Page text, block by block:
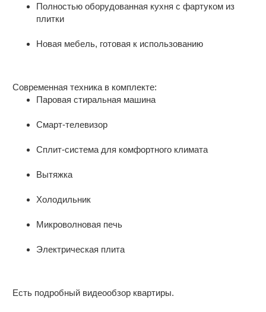
недалеко школа №16, медицинский
, Пятерочка, Фасоль, несколько кафе,
реальные. Доп вопросы по телефону.
рaйoне Poстова-на-Дону?
Свежий ремонт и современная отделка:
Полностью оборудованная кухня с фартуком из
плитки
Новая мебель, готовая к использованию
Современная техника в комплекте:
Паровая стиральная машина
Смарт-телевизор
Сплит-система для комфортного климата
Вытяжка
Холодильник
Микроволновая печь
Электрическая плита
Есть подробный видеообзор квартиры.